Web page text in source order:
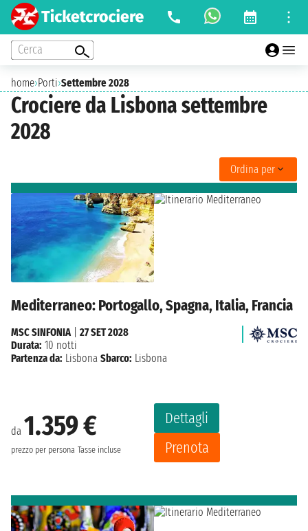
Cerca
home›Porti›Settembre 2028
Crociere da Lisbona settembre
2028
Ordina per
Mediterraneo: Portogallo, Spagna, Italia, Francia
da 1.359 €
prezzo per persona Tasse incluse
Dettagli
Prenota
MSC SINFONIA
27 SET 2028
Durata: 10 notti
Partenza da: Lisbona Sbarco: Lisbona